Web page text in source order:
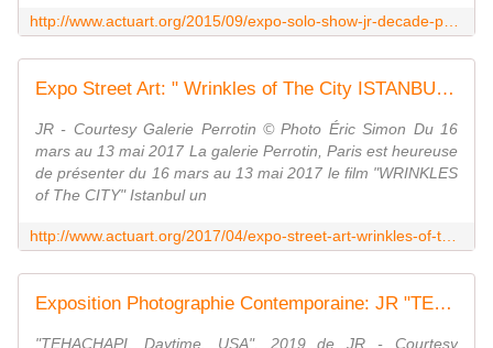
Expo Street Art: " Wrinkles of The City ISTANBUL " - ACTUART by Eric SIMON
JR - Courtesy Galerie Perrotin © Photo Éric Simon Du 16
mars au 13 mai 2017 La galerie Perrotin, Paris est heureuse
de présenter du 16 mars au 13 mai 2017 le film "WRINKLES
of The CITY" Istanbul un
Exposition Photographie Contemporaine: JR "TEHACHAPI" - ACTUART by Eric SIMON
"TEHACHAPI, Daytime, USA", 2019 de JR - Courtesy